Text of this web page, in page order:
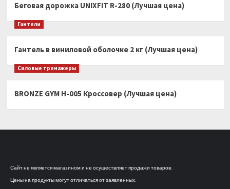
Беговая дорожка UNIXFIT R-280 (Лучшая цена)
Гантели
Гантель в виниловой оболочке 2 кг (Лучшая цена)
Силовые тренажеры
BRONZE GYM H-005 Кроссовер (Лучшая цена)
Сайт не является магазином и не осуществляет продажи товаров.
Цены на продукты могут отличаться от заявленных.